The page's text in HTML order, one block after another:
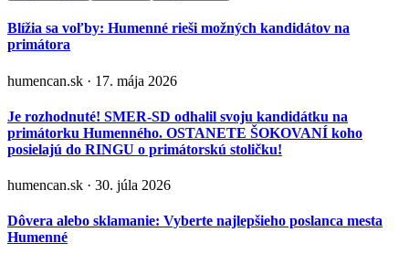
Blížia sa voľby: Humenné rieši možných kandidátov na
primátora
humencan.sk · 17. mája 2026
Je rozhodnuté! SMER-SD odhalil svoju kandidátku na
primátorku Humenného. OSTANETE ŠOKOVANÍ koho
posielajú do RINGU o primátorskú stoličku!
humencan.sk · 30. júla 2026
Dôvera alebo sklamanie: Vyberte najlepšieho poslanca mesta
Humenné